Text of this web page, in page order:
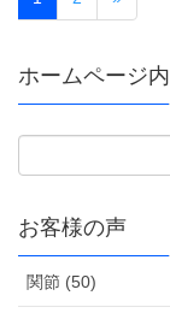
ホームページ
お客様の声
関節 (50)